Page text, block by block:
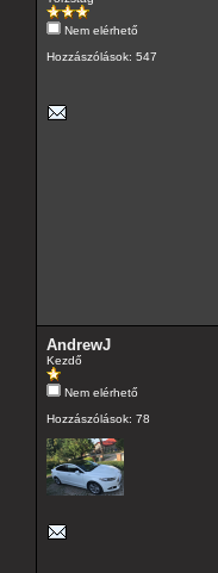
Nem elérhető
Hozzászólások: 547
AndrewJ
Kezdő
Nem elérhető
Hozzászólások: 78